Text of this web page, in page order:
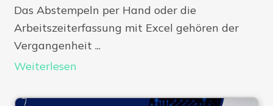
Das Abstempeln per Hand oder die
Arbeitszeiterfassung mit Excel gehören der
Vergangenheit ...
Weiterlesen